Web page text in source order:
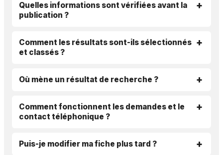
Quelles informations sont vérifiées avant la
publication ?
Comment les résultats sont-ils sélectionnés
et classés ?
Où mène un résultat de recherche ?
Comment fonctionnent les demandes et le
contact téléphonique ?
Puis-je modifier ma fiche plus tard ?